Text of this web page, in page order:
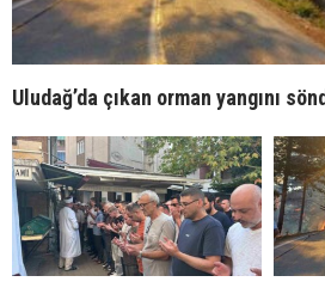
Uludağ’da çıkan orman yangını